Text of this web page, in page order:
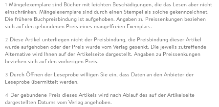
1 Mängelexemplare sind Bücher mit leichten Beschädigungen, die das Lesen aber nicht
einschränken. Mängelexemplare sind durch einen Stempel als solche gekennzeichnet.
Die frühere Buchpreisbindung ist aufgehoben. Angaben zu Preissenkungen beziehen
sich auf den gebundenen Preis eines mangelfreien Exemplars.
2 Diese Artikel unterliegen nicht der Preisbindung, die Preisbindung dieser Artikel
wurde aufgehoben oder der Preis wurde vom Verlag gesenkt. Die jeweils zutreffende
Alternative wird Ihnen auf der Artikelseite dargestellt. Angaben zu Preissenkungen
beziehen sich auf den vorherigen Preis.
3 Durch Öffnen der Leseprobe willigen Sie ein, dass Daten an den Anbieter der
Leseprobe übermittelt werden.
4 Der gebundene Preis dieses Artikels wird nach Ablauf des auf der Artikelseite
dargestellten Datums vom Verlag angehoben.